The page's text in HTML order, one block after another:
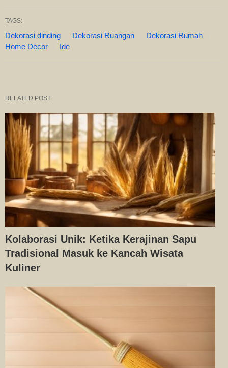
TAGS:
Dekorasi dinding Dekorasi Ruangan
Dekorasi Rumah
Home Decor
Ide
RELATED POST
Kolaborasi Unik: Ketika Kerajinan Sapu
Tradisional Masuk ke Kancah Wisata
Kuliner